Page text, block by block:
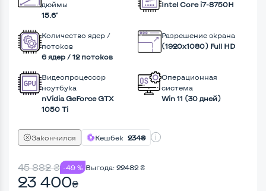
дюймы
15.6"
Intel Core i7-8750H
Количество ядер /
потоков
6 ядер / 12 потоков
Разрешение экрана
(1920х1080) Full HD
Видеопроцессор
ноутбука
nVidia GeForce GTX
1050 Ti
Операционная
система
Win 11 (30 дней)
Закончился Кешбек 234₴
45 882₴ -49 % Выгода: 22482 ₴
23 400₴